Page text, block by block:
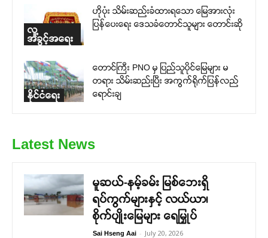
လူ့
အခွင့်အရေး
ဟိုပုံး သိမ်းဆည်းခံထားရသော မြေအားလုံး
ပြန်ပေးရေး ဒေသခံတောင်သူများ တောင်းဆို
နိုင်ငံရေး
တောင်ကြီး PNO မှ ပြည်သူပိုင်မြေများ မ
တရား သိမ်းဆည်းပြီး အကွက်ရိုက်ပြန်လည်
ရောင်းချ
Latest News
မူဆယ်-နမ့်ခမ်း မြစ်ဘေးရှိ
ရပ်ကွက်များနှင့် လယ်ယာ၊
စိုက်ပျိုးမြေများ ရေမြှုပ်
Sai Hseng Aai - July 20, 2026